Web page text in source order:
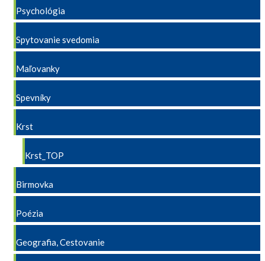
Psychológia
Spytovanie svedomia
Maľovanky
Spevníky
Krst
Krst_TOP
Birmovka
Poézia
Geografia, Cestovanie